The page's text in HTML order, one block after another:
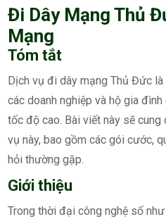
Đi Dây Mạng Thủ
Mạng
Tóm tắt
Dịch vụ đi dây mạng Thủ Đức
các doanh nghiệp và hộ gia
tốc độ cao. Bài viết này sẽ
vụ này, bao gồm các gói cước,
hỏi thường gặp.
Giới thiệu
Trong thời đại công nghệ số